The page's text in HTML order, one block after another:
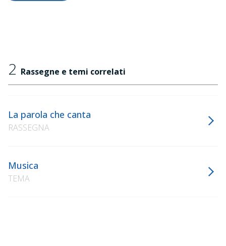
2 Rassegne e temi correlati
La parola che canta
RASSEGNA
Musica
TEMA